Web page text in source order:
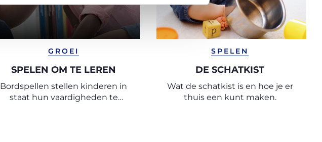
GROEI
SPELEN OM TE LEREN
Bordspellen stellen kinderen in
staat hun vaardigheden te
SPELEN
DE SCHATKIST
Wat de schatkist is en hoe je er
thuis een kunt maken.